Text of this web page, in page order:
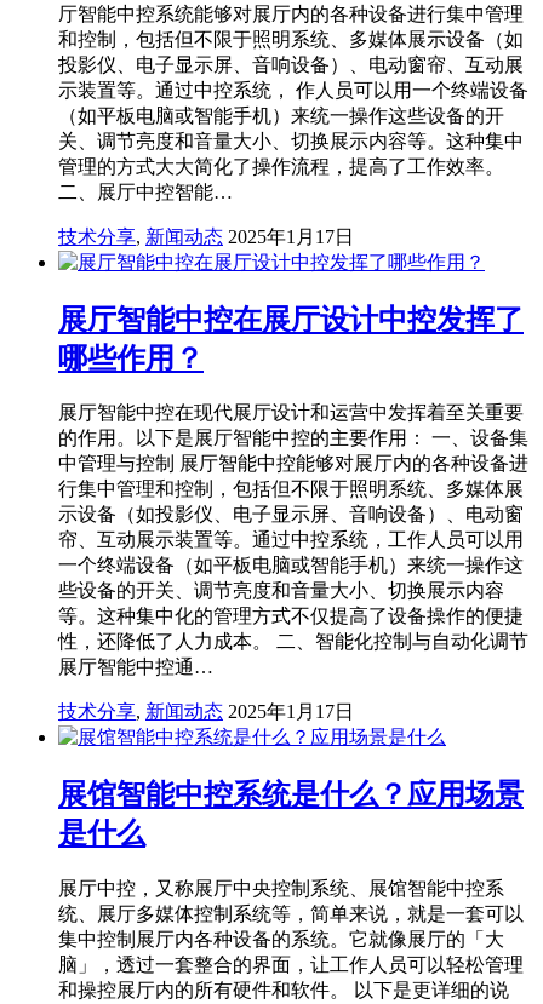
厅智能中控系统能够对展厅内的各种设备进行集中管理
和控制，包括但不限于照明系统、多媒体展示设备（如
投影仪、电子显示屏、音响设备）、电动窗帘、互动展
示装置等。通过中控系统， 作人员可以用一个终端设备
（如平板电脑或智能手机）来统一操作这些设备的开
关、调节亮度和音量大小、切换展示内容等。这种集中
管理的方式大大简化了操作流程，提高了工作效率。
二、展厅中控智能…
技术分享, 新闻动态 2025年1月17日
展厅智能中控在展厅设计中控发挥了
哪些作用？
展厅智能中控在现代展厅设计和运营中发挥着至关重要
的作用。以下是展厅智能中控的主要作用： 一、设备集
中管理与控制 展厅智能中控能够对展厅内的各种设备进
行集中管理和控制，包括但不限于照明系统、多媒体展
示设备（如投影仪、电子显示屏、音响设备）、电动窗
帘、互动展示装置等。通过中控系统，工作人员可以用
一个终端设备（如平板电脑或智能手机）来统一操作这
些设备的开关、调节亮度和音量大小、切换展示内容
等。这种集中化的管理方式不仅提高了设备操作的便捷
性，还降低了人力成本。 二、智能化控制与自动化调节
展厅智能中控通…
技术分享, 新闻动态 2025年1月17日
展馆智能中控系统是什么？应用场景
是什么
展厅中控，又称展厅中央控制系统、展馆智能中控系
统、展厅多媒体控制系统等，简单来说，就是一套可以
集中控制展厅内各种设备的系统。它就像展厅的「大
脑」，透过一套整合的界面，让工作人员可以轻松管理
和操控展厅内的所有硬件和软件。 以下是更详细的说